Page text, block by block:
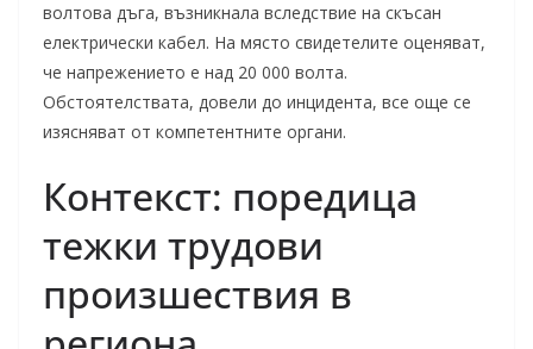
волтова дъга, възникнала вследствие на скъсан
електрически кабел. На място свидетелите оценяват,
че напрежението е над 20 000 волта.
Обстоятелствата, довели до инцидента, все още се
изясняват от компетентните органи.
Контекст: поредица
тежки трудови
произшествия в